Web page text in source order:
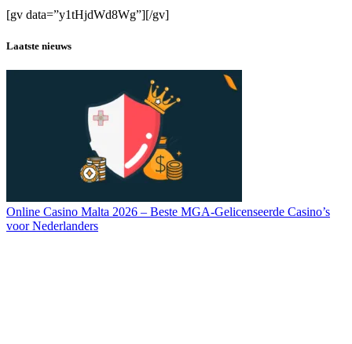
[gv data=”y1tHjdWd8Wg”][/gv]
Laatste nieuws
Online Casino Malta 2026 – Beste MGA-Gelicenseerde Casino’s
voor Nederlanders